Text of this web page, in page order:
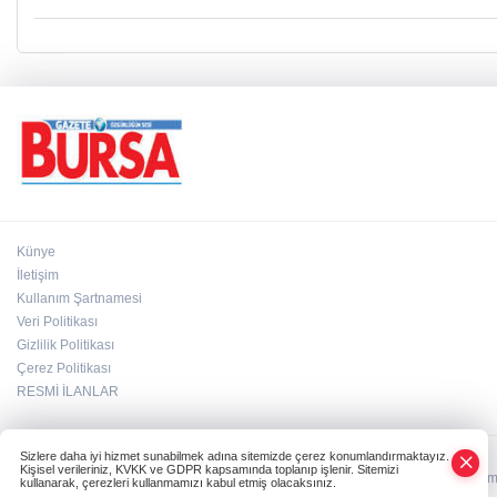
Künye
İletişim
Kullanım Şartnamesi
Veri Politikası
Gizlilik Politikası
Çerez Politikası
RESMİ İLANLAR
HABER YAZILIMIve TURKTICARET.NET projesidir Copyright© 2006-2026 Tüm
Sizlere daha iyi hizmet sunabilmek adına sitemizde çerez konumlandırmaktayız.
Kişisel verileriniz, KVKK ve GDPR kapsamında toplanıp işlenir. Sitemizi
kullanarak, çerezleri kullanmamızı kabul etmiş olacaksınız.